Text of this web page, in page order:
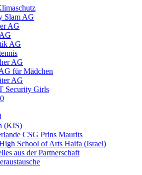
Slam AG
AG
AG
AG
für Mädchen
AG
Security Girls
(KIS)
CSG Prins Maurits
School of Arts Haifa (Israel)
aus der Partnerschaft